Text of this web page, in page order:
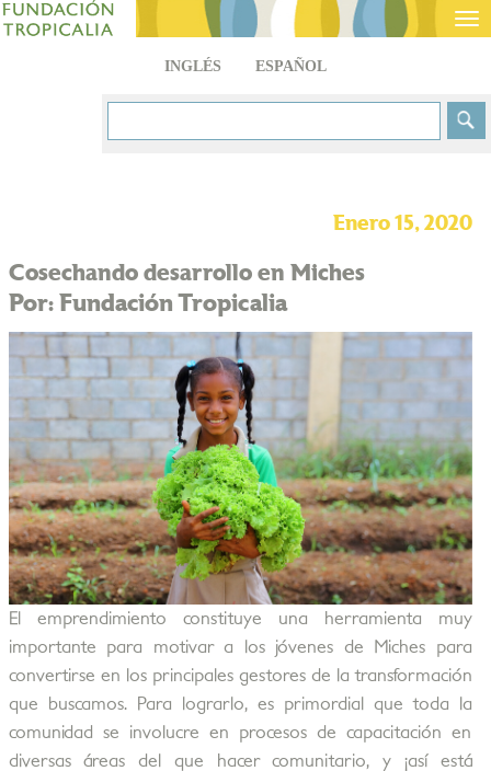
INGLÉS ESPAÑOL
Enero 15, 2020
Cosechando desarrollo en Miches
Por: Fundación Tropicalia
El emprendimiento constituye una herramienta muy
importante para motivar a los jóvenes de Miches para
convertirse en los principales gestores de la transformación
que buscamos. Para lograrlo, es primordial que toda la
comunidad se involucre en procesos de capacitación en
diversas áreas del que hacer comunitario, y ¡así está